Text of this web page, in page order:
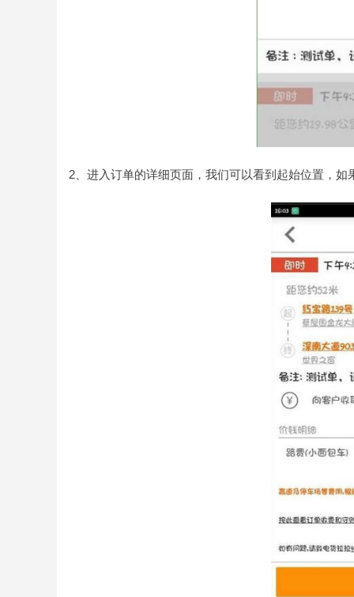
2、进入订单的详细页面，我们可以看到起始位置，如